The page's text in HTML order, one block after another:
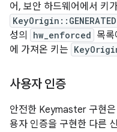
어, 보안 하드웨어에서 키
KeyOrigin::GENERATED
성의
hw_enforced 목
에 가져온 키는
사용자 인증
안전한 Keymaster 구현
용자 인증을 구현한 다른